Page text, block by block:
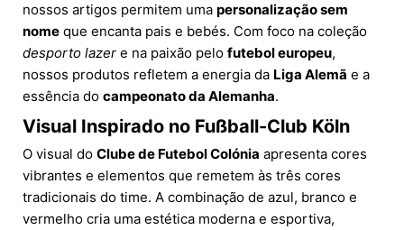
nossos artigos permitem uma personalização sem
nome que encanta pais e bebés. Com foco na coleção
desporto lazer e na paixão pelo futebol europeu,
nossos produtos refletem a energia da Liga Alemã e a
essência do campeonato da Alemanha.
Visual Inspirado no Fußball-Club Köln
O visual do Clube de Futebol Colónia apresenta cores
vibrantes e elementos que remetem às três cores
tradicionais do time. A combinação de azul, branco e
vermelho cria uma estética moderna e esportiva,